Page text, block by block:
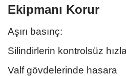
Ekipmanı Korur
Aşırı basınç:
Silindirlerin kontrolsüz
Valf gövdelerinde hasara